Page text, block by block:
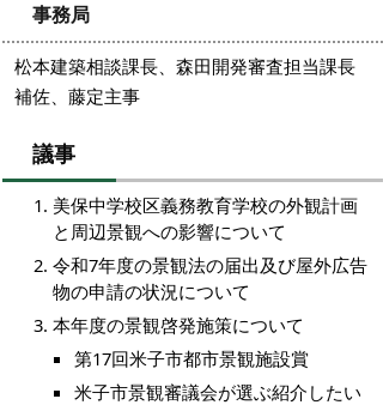
事務局
松本建築相談課長、森田開発審査担当課長
補佐、藤定主事
議事
美保中学校区義務教育学校の外観計画
と周辺景観への影響について
令和7年度の景観法の届出及び屋外広告
物の申請の状況について
本年度の景観啓発施策について
第17回米子市都市景観施設賞
米子市景観審議会が選ぶ紹介したい